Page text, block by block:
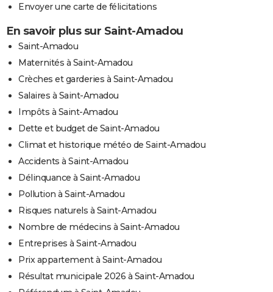
Envoyer une carte de félicitations
En savoir plus sur Saint-Amadou
Saint-Amadou
Maternités à Saint-Amadou
Crèches et garderies à Saint-Amadou
Salaires à Saint-Amadou
Impôts à Saint-Amadou
Dette et budget de Saint-Amadou
Climat et historique météo de Saint-Amadou
Accidents à Saint-Amadou
Délinquance à Saint-Amadou
Pollution à Saint-Amadou
Risques naturels à Saint-Amadou
Nombre de médecins à Saint-Amadou
Entreprises à Saint-Amadou
Prix appartement à Saint-Amadou
Résultat municipale 2026 à Saint-Amadou